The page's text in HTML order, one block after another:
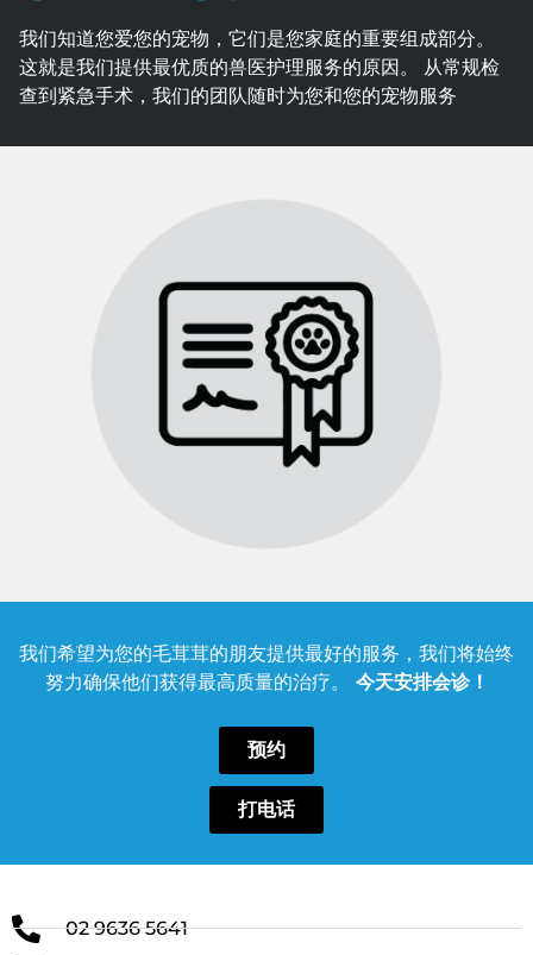
我们知道您爱您的宠物，它们是您家庭的重要组成部分。
这就是我们提供最优质的兽医护理服务的原因。 从常规检
查到紧急手术，我们的团队随时为您和您的宠物服务
我们希望为您的毛茸茸的朋友提供最好的服务，我们将始终
努力确保他们获得最高质量的治疗。
今天安排会诊！
预约
打电话
02 9636 5641